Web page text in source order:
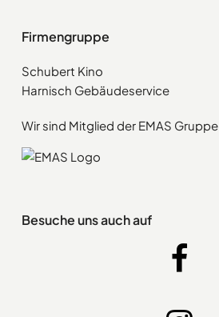
Firmengruppe
Schubert Kino
Harnisch Gebäudeservice
Wir sind Mitglied der EMAS Gruppe
Besuche uns auch auf